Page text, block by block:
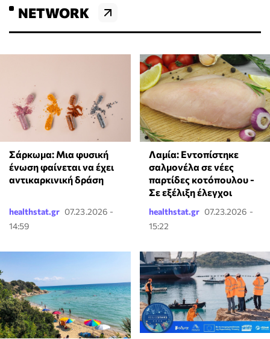
NETWORK
Σάρκωμα: Μια φυσική
ένωση φαίνεται να έχει
αντικαρκινική δράση
healthstat.gr 07.23.2026 -
14:59
Λαμία: Εντοπίστηκε
σαλμονέλα σε νέες
παρτίδες κοτόπουλου -
Σε εξέλιξη έλεγχοι
healthstat.gr 07.23.2026 -
15:22